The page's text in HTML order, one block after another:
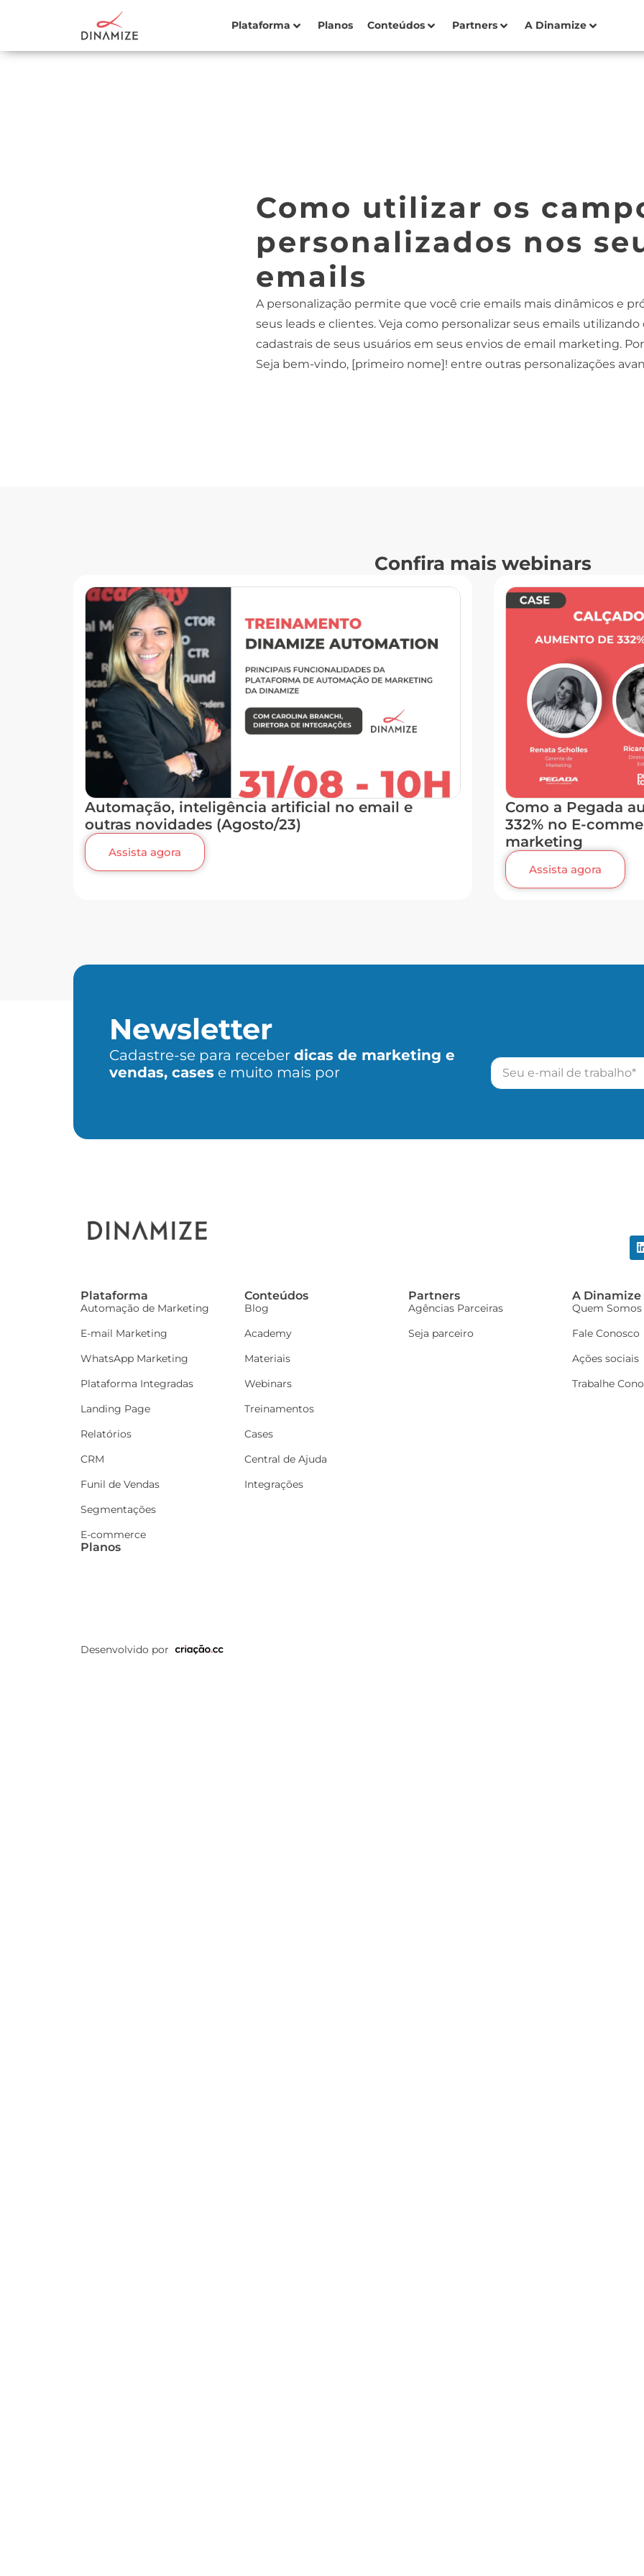
Plataforma Planos Conteúdos Partners A Dinamize
Como utilizar os
personalizados nos
emails
A personalização permite que você crie emails mais dinâmicos e
seus leads e clientes. Veja como personalizar seus emails utilizando
cadastrais de seus usuários em seus envios de email marketing.
Seja bem-vindo, [primeiro nome]! entre outras personalizações
Confira mais webinars
Automação, inteligência artificial no email e
outras novidades (Agosto/23)
Assista agora
Como a Pegada
332% no E-
marketing
Assista agora
Newsletter
Cadastre-se para receber dicas de marketing e
vendas, cases e muito mais por
Plataforma
Automação de Marketing
E-mail Marketing
WhatsApp Marketing
Plataforma Integradas
Landing Page
Relatórios
CRM
Funil de Vendas
Segmentações
E-commerce
Planos
Conteúdos
Blog
Academy
Materiais
Webinars
Treinamentos
Cases
Central de Ajuda
Integrações
Partners
Agências Parceiras
Seja parceiro
A Dinamize
Quem Somos
Fale Conosco
Ações sociais
Trabalhe
Desenvolvido por